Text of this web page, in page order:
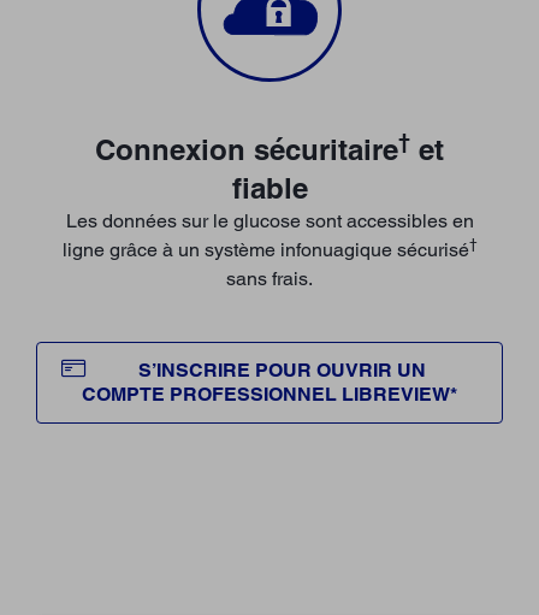
Connexion sécuritaire† et
fiable
Les données sur le glucose sont accessibles en
ligne grâce à un système infonuagique sécurisé†
sans frais.
S’INSCRIRE POUR OUVRIR UN
COMPTE PROFESSIONNEL LIBREVIEW*